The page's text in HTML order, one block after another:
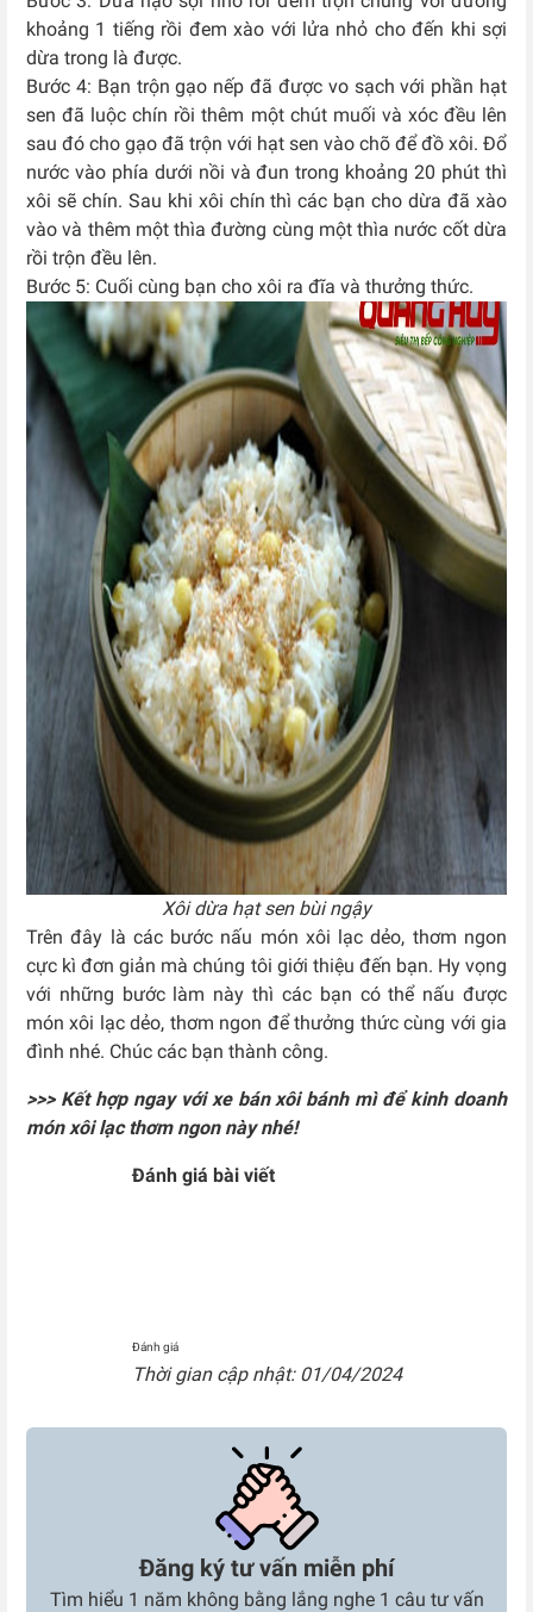
khoảng 1 tiếng rồi đem xào với lửa nhỏ cho đến khi sợi
dừa trong là được.
Bước 4: Bạn trộn gạo nếp đã được vo sạch với phần hạt
sen đã luộc chín rồi thêm một chút muối và xóc đều lên
sau đó cho gạo đã trộn với hạt sen vào chõ để đồ xôi. Đổ
nước vào phía dưới nồi và đun trong khoảng 20 phút thì
xôi sẽ chín. Sau khi xôi chín thì các bạn cho dừa đã xào
vào và thêm một thìa đường cùng một thìa nước cốt dừa
rồi trộn đều lên.
Bước 5: Cuối cùng bạn cho xôi ra đĩa và thưởng thức.
Xôi dừa hạt sen bùi ngậy
Trên đây là các bước nấu món xôi lạc dẻo, thơm ngon
cực kì đơn giản mà chúng tôi giới thiệu đến bạn. Hy vọng
với những bước làm này thì các bạn có thể nấu được
món xôi lạc dẻo, thơm ngon để thưởng thức cùng với gia
đình nhé. Chúc các bạn thành công.
>>> Kết hợp ngay với xe bán xôi bánh mì để kinh doanh
món xôi lạc thơm ngon này nhé!
Đánh giá bài viết
Đánh giá
Thời gian cập nhật: 01/04/2024
Đăng ký tư vấn miễn phí
Tìm hiểu 1 năm không bằng lắng nghe 1 câu tư vấn